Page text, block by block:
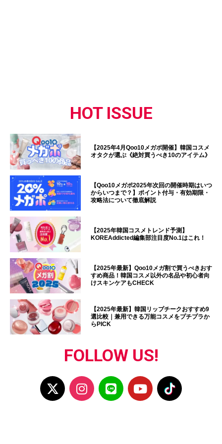
HOT ISSUE
【2025年4月Qoo10メガポ開催】韓国コスメ
オタクが選ぶ《絶対買うべき10のアイテム》
【Qoo10メガポ2025年次回の開催時期はいつ
からいつまで？】ポイント付与・有効期限・
攻略法について徹底解説
【2025年韓国コスメトレンド予測】
KOREAddicted編集部注目度No.1はこれ！
【2025年最新】Qoo10メガ割で買うべきおす
すめ商品！韓国コスメ以外の名品や初心者向
けスキンケアもCHECK
【2025年最新】韓国リップチークおすすめ9
選比較｜兼用できる万能コスメをプチプラか
らPICK
FOLLOW US!